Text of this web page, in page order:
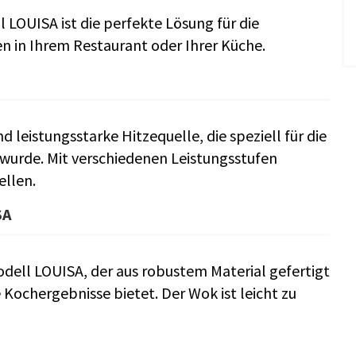
ist die perfekte Lösung für die
in Ihrem Restaurant oder Ihrer Küche.
leistungsstarke Hitzequelle, die speziell für die
Mit verschiedenen Leistungsstufen
LOUISA, der aus robustem Material gefertigt
bietet. Der Wok ist leicht zu